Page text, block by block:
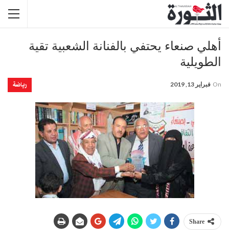
أهلي صنعاء يحتفي بالفنانة الشعبية تقية
الطويلية
رياضة On فبراير 13, 2019
Share